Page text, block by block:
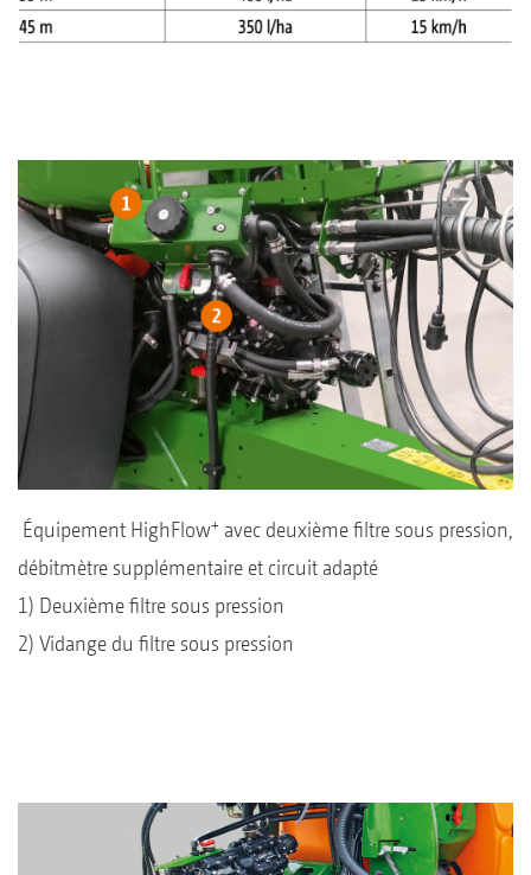
Équipement HighFlow+ avec deuxième filtre sous pression,
débitmètre supplémentaire et circuit adapté
1) Deuxième filtre sous pression
2) Vidange du filtre sous pression